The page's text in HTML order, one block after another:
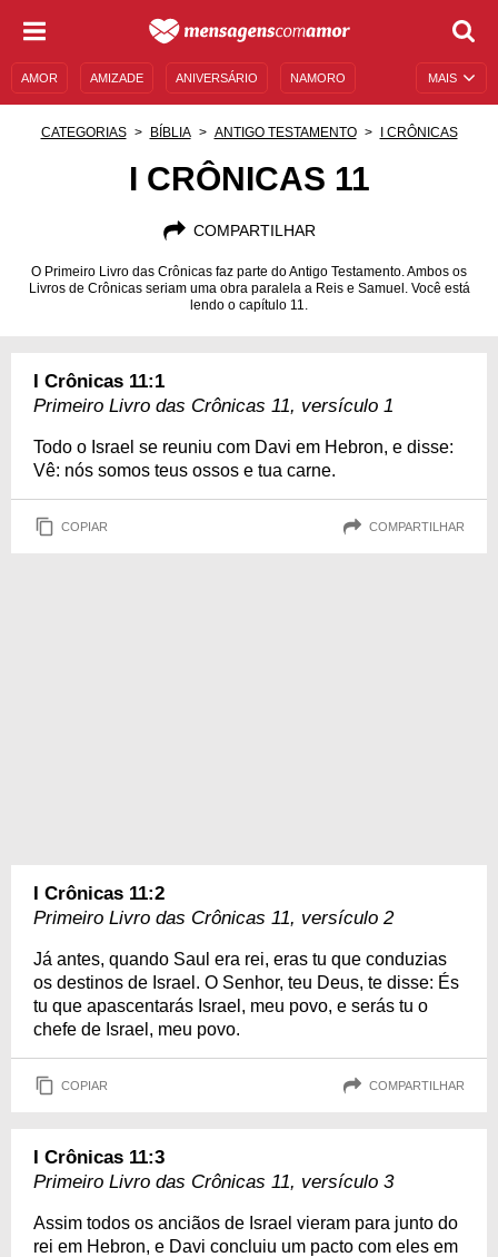
MAIS
AMOR AMIZADE ANIVERSÁRIO NAMORO
AUTOAJUDA
CATEGORIAS BÍBLIA ANTIGO TESTAMENTO I CRÔNICAS
I CRÔNICAS 11
COMPARTILHAR
O Primeiro Livro das Crônicas faz parte do Antigo Testamento. Ambos os
Livros de Crônicas seriam uma obra paralela a Reis e Samuel. Você está
lendo o capítulo 11.
I Crônicas 11:1
Primeiro Livro das Crônicas 11, versículo 1
Todo o Israel se reuniu com Davi em Hebron, e disse:
Vê: nós somos teus ossos e tua carne.
COPIAR COMPARTILHAR
I Crônicas 11:2
Primeiro Livro das Crônicas 11, versículo 2
Já antes, quando Saul era rei, eras tu que conduzias
os destinos de Israel. O Senhor, teu Deus, te disse: És
tu que apascentarás Israel, meu povo, e serás tu o
chefe de Israel, meu povo.
COPIAR COMPARTILHAR
I Crônicas 11:3
Primeiro Livro das Crônicas 11, versículo 3
Assim todos os anciãos de Israel vieram para junto do
rei em Hebron, e Davi concluiu um pacto com eles em